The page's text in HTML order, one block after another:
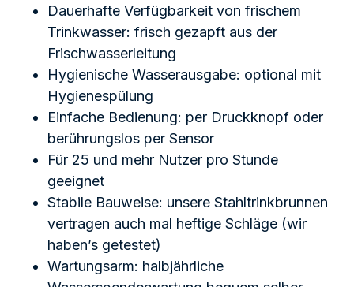
Dauerhafte Verfügbarkeit von frischem
Trinkwasser: frisch gezapft aus der
Frischwasserleitung
Hygienische Wasserausgabe: optional mit
Hygienespülung
Einfache Bedienung: per Druckknopf oder
berührungslos per Sensor
Für 25 und mehr Nutzer pro Stunde
geeignet
Stabile Bauweise: unsere Stahltrinkbrunnen
vertragen auch mal heftige Schläge (wir
haben’s getestet)
Wartungsarm: halbjährliche